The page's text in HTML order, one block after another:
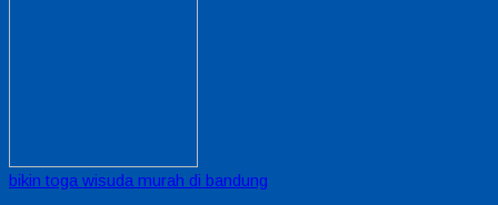
bikin toga wisuda murah di bandung